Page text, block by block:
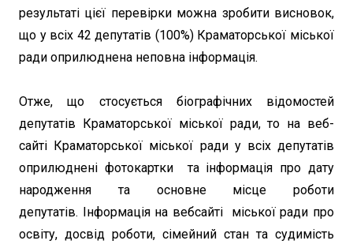
результаті цієї перевірки можна зробити висновок,
що у всіх 42 депутатів (100%) Краматорської міської
ради оприлюднена неповна інформація.
Отже, що стосується біографічних відомостей
депутатів Краматорської міської ради, то на веб-
сайті Краматорської міської ради у всіх депутатів
оприлюднені фотокартки та інформація про дату
народження та основне місце роботи
депутатів. Інформація на вебсайті міської ради про
освіту, досвід роботи, сімейний стан та судимість